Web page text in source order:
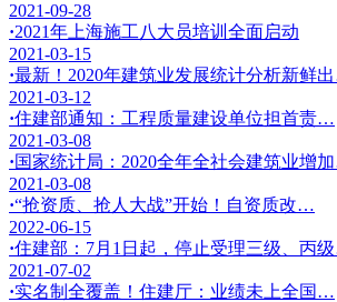
2021-09-28
·2021年上海施工八大员培训全面启动
2021-03-15
·最新！2020年建筑业发展统计分析新鲜
2021-03-12
·住建部通知：工程质量建设单位担首责…
2021-03-08
·国家统计局：2020全年全社会建筑业增
2021-03-08
·“抢资质、抢人大战”开始！自资质改…
2022-06-15
·住建部：7月1日起，停止受理三级、丙
2021-07-02
·实名制全覆盖！住建厅：业绩未上全国…